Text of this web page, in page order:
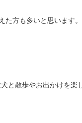
た方も多いと思います
と散歩やお出かけを楽